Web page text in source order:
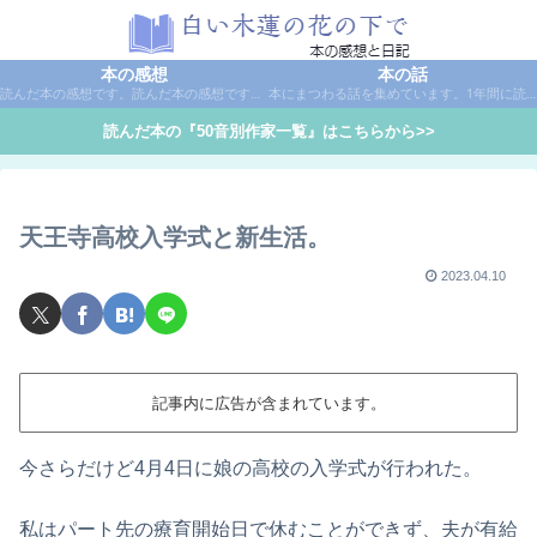
本の感想
読んだ本の感想です。読んだ本の感想です。本は作家名で50音別に分類しています。
本の話
本にまつわる話を集めています。1年間に読んだ本の総括や、本に関する話題など。
読んだ本の『50音別作家一覧』はこちらから>>
天王寺高校入学式と新生活。
2023.04.10
記事内に広告が含まれています。
今さらだけど4月4日に娘の高校の入学式が行われた。
私はパート先の療育開始日で休むことができず、夫が有給